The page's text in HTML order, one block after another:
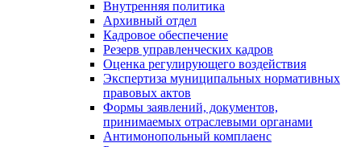
Внутренняя политика
Архивный отдел
Кадровое обеспечение
Резерв управленческих кадров
Оценка регулирующего воздействия
Экспертиза муниципальных нормативных
правовых актов
Формы заявлений, документов,
принимаемых отраслевыми органами
Антимонопольный комплаенс